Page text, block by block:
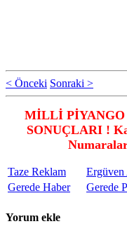
< Önceki Sonraki >
MİLLİ PİYANGO
SONUÇLARI !
Taze Reklam Ergüven
Gerede Haber
Gerede
Yorum ekle